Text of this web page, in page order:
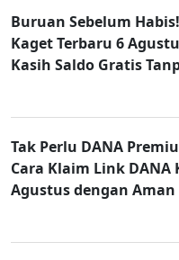
Buruan Sebelum
Kaget Terbaru 6
Kasih Saldo Gratis
Tak Perlu DANA
Cara Klaim Link DANA
Agustus dengan Aman